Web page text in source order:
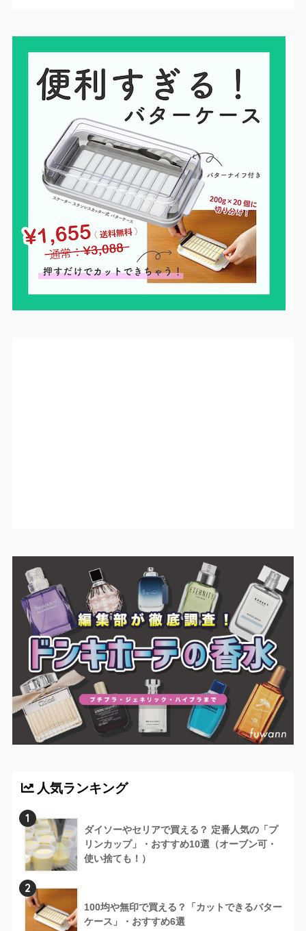
人気ランキング
1
ダイソーやセリアで買える？ 定番人気の「プ
リンカップ」・おすすめ10選（オーブン可・
使い捨ても！）
2
100均や無印で買える？「カットできるバター
ケース」・おすすめ6選